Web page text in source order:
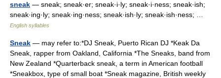
sneak — sneak; sneak·er; sneak·i·ly; sneak·i·ness; sneak·ish;
sneak·ing·ly; sneak·ing·ness; sneak·ish·ly; sneak·ish·ness; …
English syllables
Sneak — may refer to:*DJ Sneak, Puerto Rican DJ *Keak Da
Sneak, rapper from Oakland, California *The Sneaks, band from
New Zealand *Quarterback sneak, a term in American football
*Sneakbox, type of small boat *Sneak magazine, British weekly